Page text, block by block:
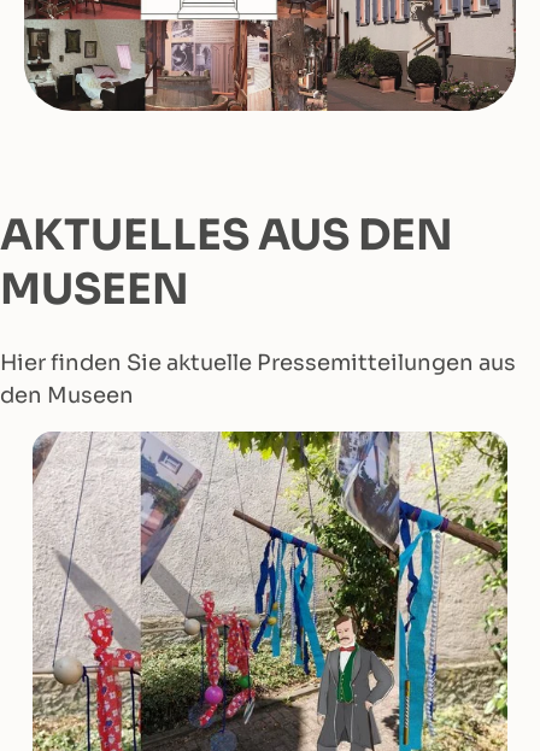
AKTUELLES AUS DEN
MUSEEN
Hier finden Sie aktuelle Pressemitteilungen aus
den Museen